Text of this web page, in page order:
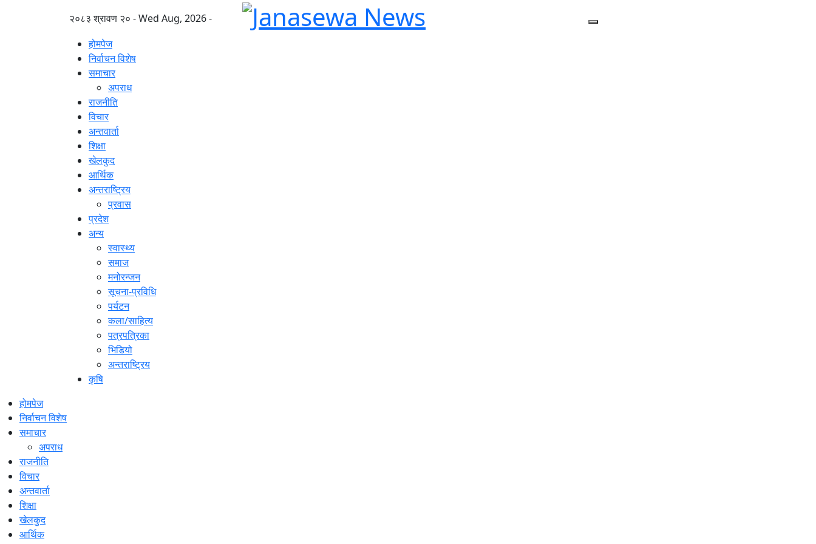
२०८३ श्रावण २० - Wed Aug, 2026 -
होमपेज
निर्वाचन विशेष
समाचार
अपराध
राजनीति
विचार
अन्तवार्ता
शिक्षा
खेलकुद
आर्थिक
अन्तराष्ट्रिय
प्रवास
प्रदेश
अन्य
स्वास्थ्य
समाज
मनोरन्जन
सूचना-प्रविधि
पर्यटन
कला/साहित्य
पत्रपत्रिका
भिडियो
अन्तराष्ट्रिय
कृषि
होमपेज
निर्वाचन विशेष
समाचार
अपराध
राजनीति
विचार
अन्तवार्ता
शिक्षा
खेलकुद
आर्थिक